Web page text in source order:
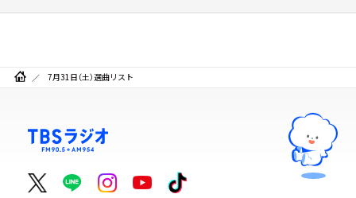
7月31日（土）選曲リスト